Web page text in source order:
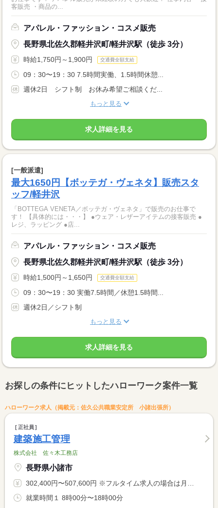
客販売 ・商品の...
アパレル・ファッション・コスメ販売
長野県北佐久郡軽井沢町/軽井沢駅（徒歩 3分）
時給1,750円～1,900円 交通費全額支給
09：30〜19：30 7.5時間実働、1.5時間休憩...
週休2日 シフト制 お休み希望ご相談くだ...
もっと見る
求人詳細を見る
[一般派遣]
最大1650円【ボッテガ・ヴェネタ】販売スタ
ッフ/軽井沢
「BOTTEGA VENETA／ボッテガ・ヴェネタ」で販売のお仕事で
す！ 【具体的には・・・】 ●ウェア・レザーアイテムの接客販売 ●
レジ、ラッピング ●店...
アパレル・ファッション・コスメ販売
長野県北佐久郡軽井沢町/軽井沢駅（徒歩 3分）
時給1,500円～1,650円 交通費全額支給
09：30〜19：30 実働7.5時間／休憩1.5時間...
週休2日／シフト制
もっと見る
求人詳細を見る
お探しの条件にヒットしたハローワーク案件一覧
ハローワーク求人（掲載元：佐久公共職業安定所 小諸出張所）
正社員
建築施工管理
株式会社 佐々木工務店
長野県小諸市
302,400円〜507,600円 ※フルタイム求人の場合は月額（換算額）、パート求人の場合は時間額を表示しています。
就業時間１ 8時00分〜18時00分